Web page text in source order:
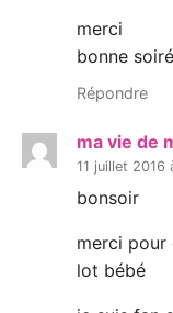
merci
bonne
Répondre
ma vie de
11 juillet 2016
bonsoir
merci
lot bébé